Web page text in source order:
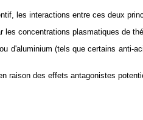
les interactions entre ces deux
concentrations plasmatiques de
d'aluminium (tels que certains
raison des effets antagonistes